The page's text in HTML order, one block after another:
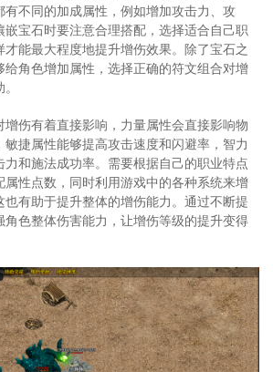
有不同的加成属性，例如增加攻击力、攻
宝石时要注意合理搭配，选择适合自己职
才能最大程度地提升增伤效果。除了宝石之
给角色增加属性，选择正确的符文组合对增
增伤有着直接影响，力量属性会直接影响物
捷属性能够提高攻击速度和闪避率，智力
力和施法成功率。需要根据自己的职业特点
属性点数，同时利用游戏中的各种系统来增
有助于提升整体的增伤能力。通过不断提
角色整体伤害能力，让增伤等级的提升变得